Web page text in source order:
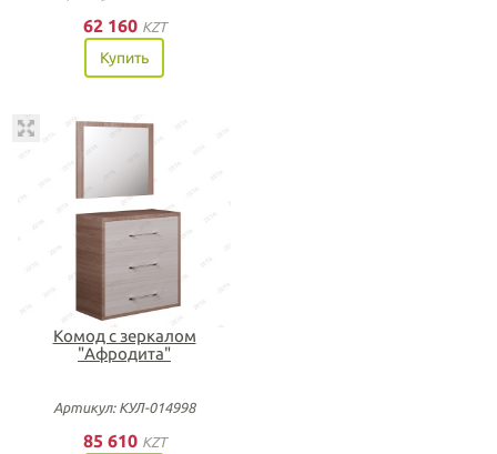
62 160 KZT
Купить
Комод с зеркалом
"Афродита"
Артикул: КУЛ-014998
85 610 KZT